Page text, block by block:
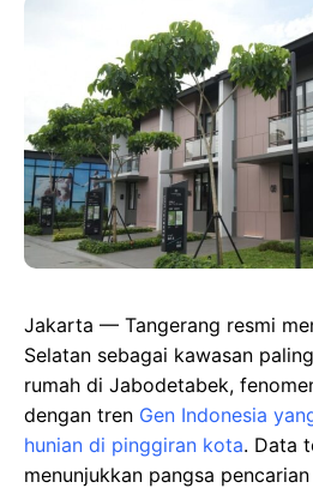
Jakarta — Tangerang resmi
Selatan sebagai kawasan
rumah di Jabodetabek,
dengan tren Gen Indonesia
hunian di pinggiran kota. Data
menunjukkan pangsa